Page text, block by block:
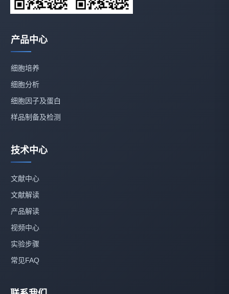
产品中心
细胞培养
细胞分析
细胞因子及蛋白
样品制备及检测
技术中心
文献中心
文献解读
产品解读
视频中心
实验步骤
常见FAQ